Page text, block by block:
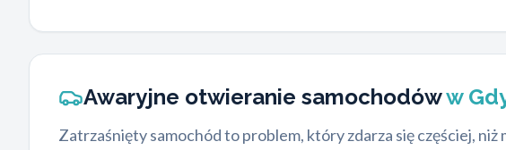
Awaryjne otwieranie samochodóww
Zatrzaśnięty samochód to problem, który zdarza się częściej,